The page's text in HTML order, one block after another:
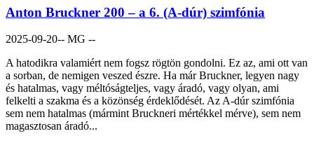
Anton Bruckner 200 – a 6. (A-dúr) szimfónia
2025-09-20-- MG --
A hatodikra valamiért nem fogsz rögtön gondolni. Ez az, ami ott van
a sorban, de nemigen veszed észre. Ha már Bruckner, legyen nagy
és hatalmas, vagy méltóságteljes, vagy áradó, vagy olyan, ami
felkelti a szakma és a közönség érdeklődését. Az A-dúr szimfónia
sem nem hatalmas (mármint Bruckneri mértékkel mérve), sem nem
magasztosan áradó...